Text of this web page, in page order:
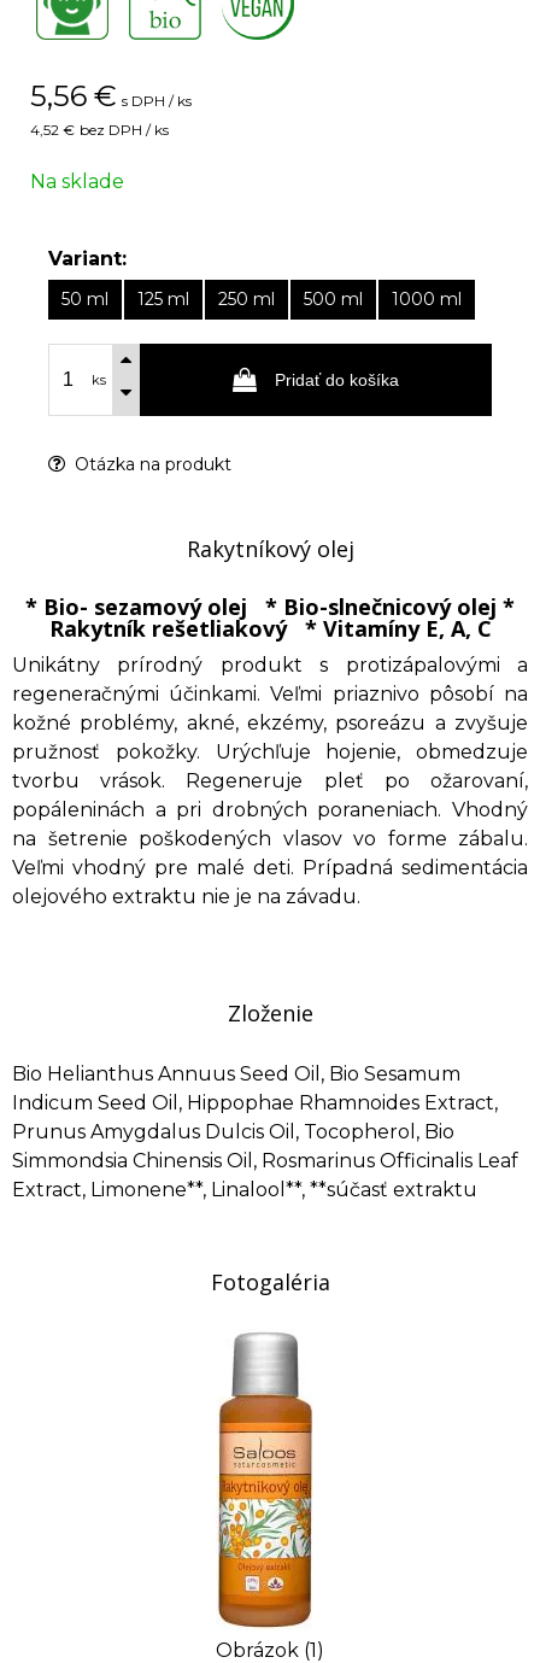
5,56 € s DPH / ks
4,52 € bez DPH / ks
Na sklade
Variant:
50 ml 125 ml 250 ml 500 ml 1000 ml
ks Pridať do košíka
Otázka na produkt
Rakytníkový olej
* Bio- sezamový olej * Bio-slnečnicový olej *
Rakytník rešetliakový * Vitamíny E, A, C
Unikátny prírodný produkt s protizápalovými a
regeneračnými účinkami. Veľmi priaznivo pôsobí na
kožné problémy, akné, ekzémy, psoreázu a zvyšuje
pružnosť pokožky. Urýchľuje hojenie, obmedzuje
tvorbu vrások. Regeneruje pleť po ožarovaní,
popáleninách a pri drobných poraneniach. Vhodný
na šetrenie poškodených vlasov vo forme zábalu.
Veľmi vhodný pre malé deti. Prípadná sedimentácia
olejového extraktu nie je na závadu.
Zloženie
Bio Helianthus Annuus Seed Oil, Bio Sesamum
Indicum Seed Oil, Hippophae Rhamnoides Extract,
Prunus Amygdalus Dulcis Oil, Tocopherol, Bio
Simmondsia Chinensis Oil, Rosmarinus Officinalis Leaf
Extract, Limonene**, Linalool**, **súčasť extraktu
Fotogaléria
Obrázok (1)